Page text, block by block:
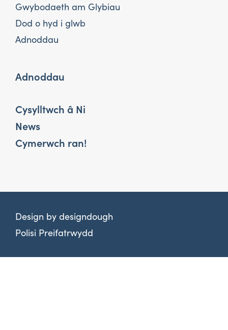
Gwybodaeth am Glybiau
Dod o hyd i glwb
Adnoddau
Adnoddau
Cysylltwch â Ni
News
Cymerwch ran!
Design by designdough
Polisi Preifatrwydd